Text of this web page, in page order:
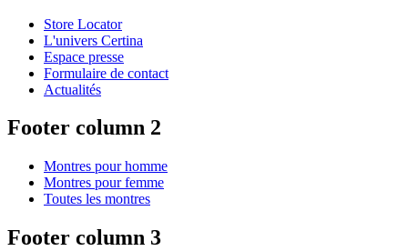
Store Locator
L'univers Certina
Espace presse
Formulaire de contact
Actualités
Footer column 2
Montres pour homme
Montres pour femme
Toutes les montres
Footer column 3